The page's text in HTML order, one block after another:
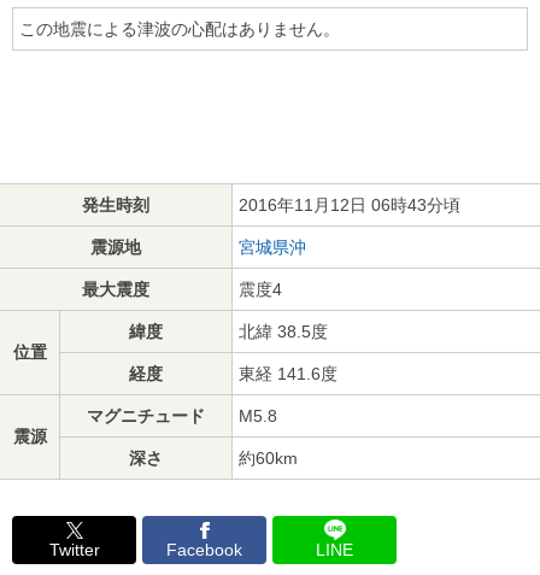
この地震による津波の心配はありません。
発生時刻 2016年11月12日 06時43分頃
震源地 宮城県沖
最大震度 震度4
位置
緯度 北緯 38.5度
経度 東経 141.6度
震源
マグニチュード M5.8
深さ 約60km
Twitter Facebook LINE